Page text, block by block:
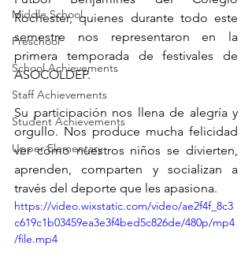
Middle School
Preschool
School Achievements
Staff Achievements
Student Achievements
Upper Elementary
Rochester, quienes durante todo este
semestre nos representaron en la
primera temporada de festivales de
ASOCOLDEP.
Su participación nos llena de alegría y
orgullo. Nos produce mucha felicidad
ver cómo nuestros niños se divierten,
aprenden, comparten y socializan a
través del deporte que les apasiona.
https://video.wixstatic.com/video/ae2f4f_8c3
c619c1b03459ea3e3f4bed5c826de/480p/mp4
/file.mp4